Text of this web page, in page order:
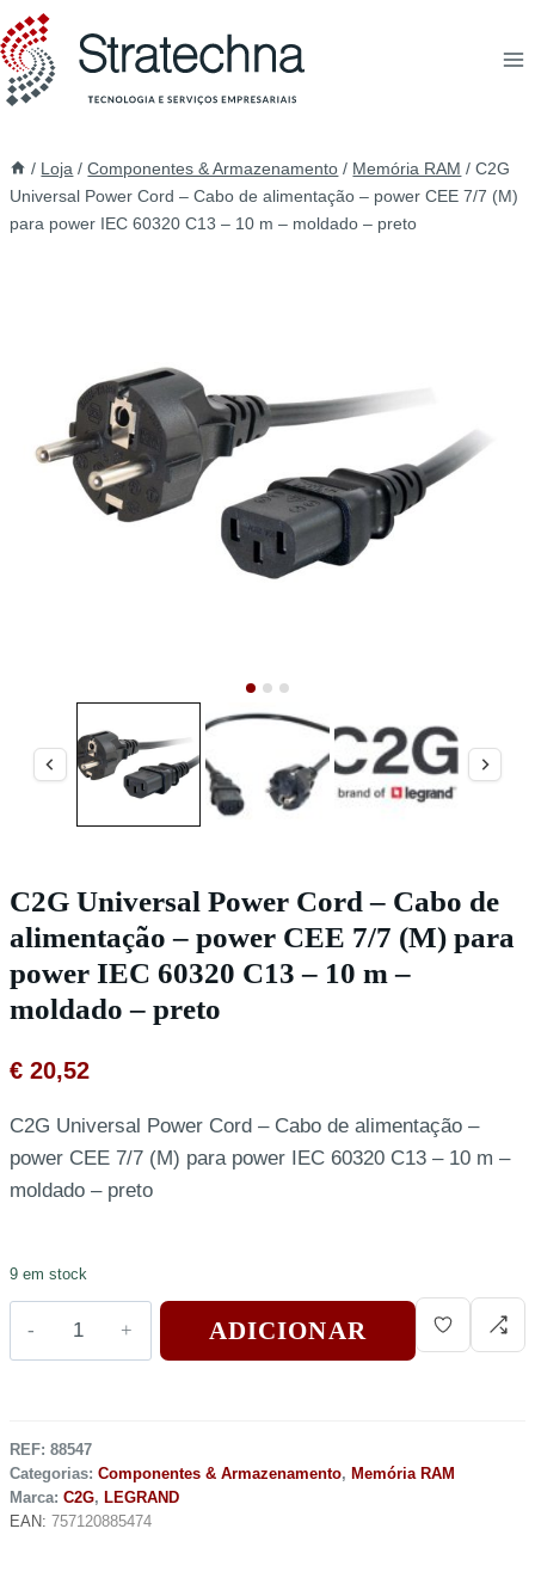
/ Loja / Componentes & Armazenamento / Memória RAM / C2G
Universal Power Cord – Cabo de alimentação – power CEE 7/7 (M)
para power IEC 60320 C13 – 10 m – moldado – preto
C2G Universal Power Cord – Cabo de
alimentação – power CEE 7/7 (M) para
power IEC 60320 C13 – 10 m –
moldado – preto
€ 20,52
C2G Universal Power Cord – Cabo de alimentação –
power CEE 7/7 (M) para power IEC 60320 C13 – 10 m –
moldado – preto
9 em stock
ADICIONAR
REF: 88547
Categorias: Componentes & Armazenamento, Memória RAM
Marca: C2G, LEGRAND
EAN: 757120885474